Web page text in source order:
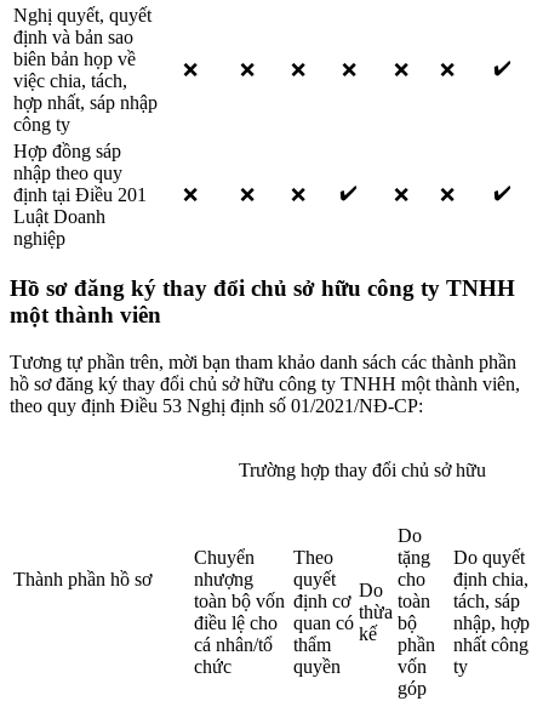
Nghị quyết, quyết
định và bản sao
biên bản họp về
việc chia, tách,
hợp nhất, sáp nhập
công ty
❌ ❌ ❌ ❌ ❌ ❌ ✔️
Hợp đồng sáp
nhập theo quy
định tại Điều 201
Luật Doanh
nghiệp
❌ ❌ ❌ ✔️ ❌ ❌ ✔️
Hồ sơ đăng ký thay đổi chủ sở hữu công ty TNHH
một thành viên
Tương tự phần trên, mời bạn tham khảo danh sách các thành phần
hồ sơ đăng ký thay đổi chủ sở hữu công ty TNHH một thành viên,
theo quy định Điều 53 Nghị định số 01/2021/NĐ-CP:
Thành phần hồ sơ
Trường hợp thay đổi chủ sở hữu
Chuyển
nhượng
toàn bộ vốn
điều lệ cho
cá nhân/tổ
chức
Theo
quyết
định cơ
quan có
thẩm
quyền
Do
thừa
kế
Do
tặng
cho
toàn
bộ
phần
vốn
góp
Do quyết
định chia,
tách, sáp
nhập, hợp
nhất công
ty